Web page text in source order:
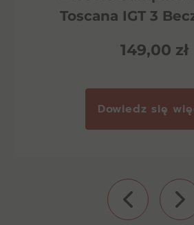
Toscana IGT 3
149,00 zł
Dowiedz się